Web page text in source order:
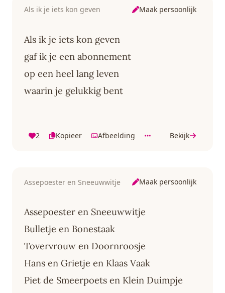
Als ik je iets kon geven Maak persoonlijk
Als ik je iets kon geven
gaf ik je een abonnement
op een heel lang leven
waarin je gelukkig bent
2 Kopieer Afbeelding Bekijk
Assepoester en Sneeuwwitje Maak persoonlijk
Assepoester en Sneeuwwitje
Bulletje en Bonestaak
Tovervrouw en Doornroosje
Hans en Grietje en Klaas Vaak
Piet de Smeerpoets en Klein Duimpje